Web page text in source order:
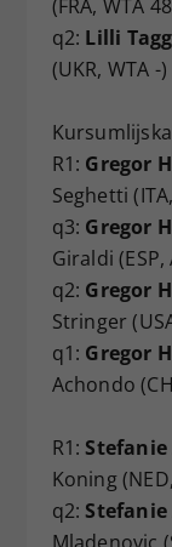
(FRA, WTA
q2: Lilli
(UKR, WTA -
Kursumlijska
R1: Gregor
Seghetti
q3: Gregor
Giraldi (ESP,
q2: Gregor
Stringer
q1: Gregor
Achondo
R1:Stefanie
Koning
q2:Stefanie